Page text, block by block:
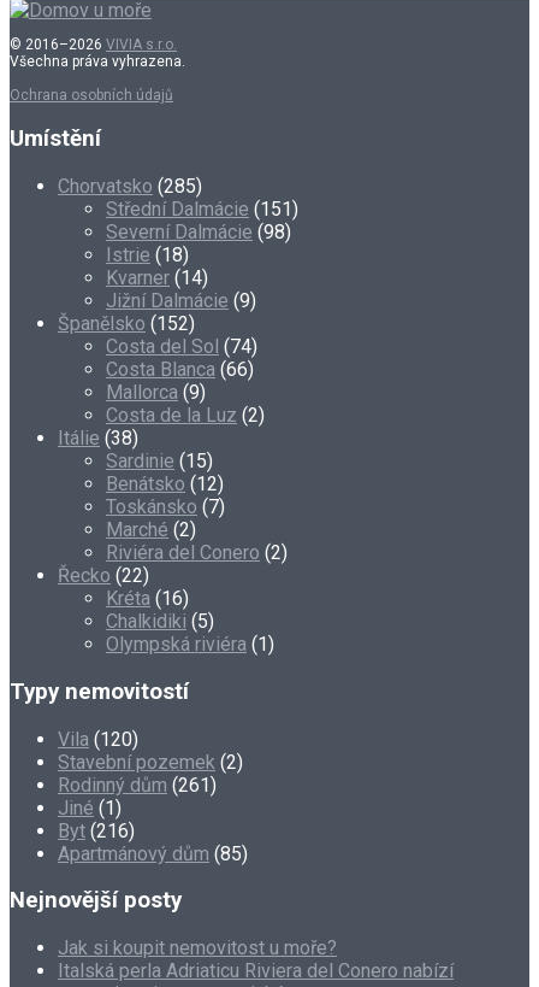
© 2016–2026 VIVIA s.r.o.
Všechna práva vyhrazena.
Ochrana osobních údajů
Umístění
Chorvatsko (285)
Střední Dalmácie (151)
Severní Dalmácie (98)
Istrie (18)
Kvarner (14)
Jižní Dalmácie (9)
Španělsko (152)
Costa del Sol (74)
Costa Blanca (66)
Mallorca (9)
Costa de la Luz (2)
Itálie (38)
Sardinie (15)
Benátsko (12)
Toskánsko (7)
Marché (2)
Riviéra del Conero (2)
Řecko (22)
Kréta (16)
Chalkidiki (5)
Olympská riviéra (1)
Typy nemovitostí
Vila (120)
Stavební pozemek (2)
Rodinný dům (261)
Jiné (1)
Byt (216)
Apartmánový dům (85)
Nejnovější posty
Jak si koupit nemovitost u moře?
Italská perla Adriaticu Riviera del Conero nabízí